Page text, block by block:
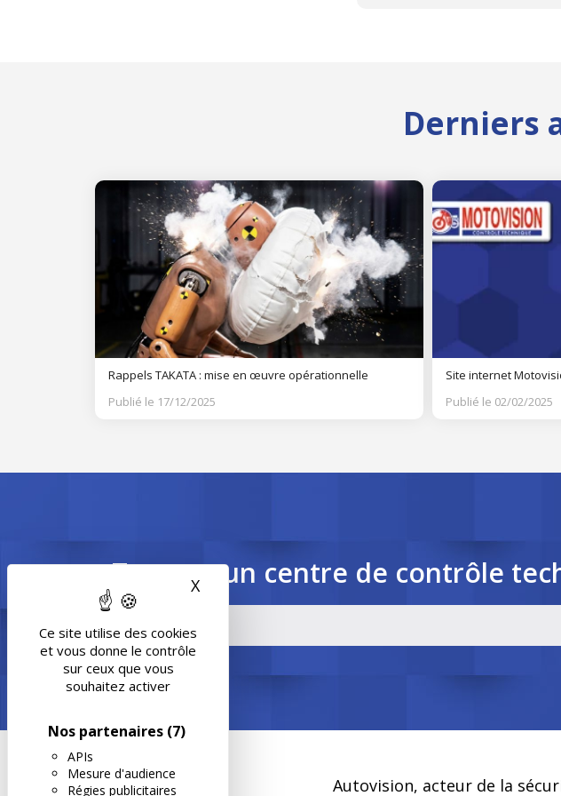
Ce site utilise des cookies
et vous donne le contrôle
sur ceux que vous
souhaitez activer
Nos partenaires (7)
APIs
Mesure d'audience
Régies publicitaires
X Masquer le bandeau des cookies
Derniers
Rappels TAKATA : mise en œuvre opérationnelle
Publié le 17/12/2025
Site internet
Publié le 02/02/2025
Trouvez un centre de contrôle
Autovision, acteur de la